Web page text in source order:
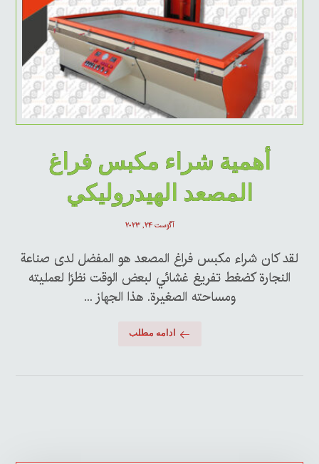
أهمية شراء مكبس فراغ
المصعد الهيدروليكي
آگوست ۲۴, ۲۰۲۳
لقد كان شراء مكبس فراغ المصعد هو المفضل لدى صناعة
النجارة كضغط تفريغ غشائي لبعض الوقت نظرًا لعمليته
ومساحته الصغيرة. هذا الجهاز ...
ادامه مطلب